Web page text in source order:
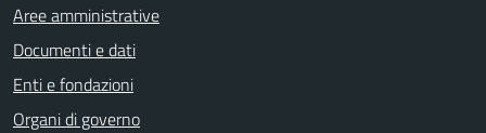
Aree amministrative
Documenti e dati
Enti e fondazioni
Organi di governo